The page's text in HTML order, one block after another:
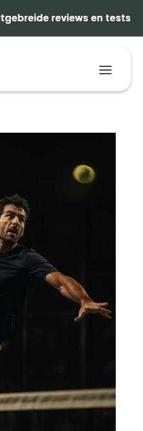
reviews en tests ✔
reviews en tests ✔